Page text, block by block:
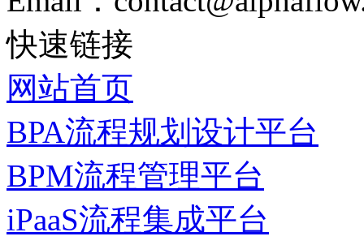
快速链接
网站首页
BPA流程规划设计平台
BPM流程管理平台
iPaaS流程集成平台